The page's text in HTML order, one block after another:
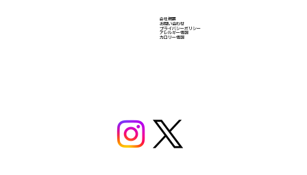
会社概要
​お問い合わせ
​プライバシーポリシー
アレルギー情報
​カロリー情報